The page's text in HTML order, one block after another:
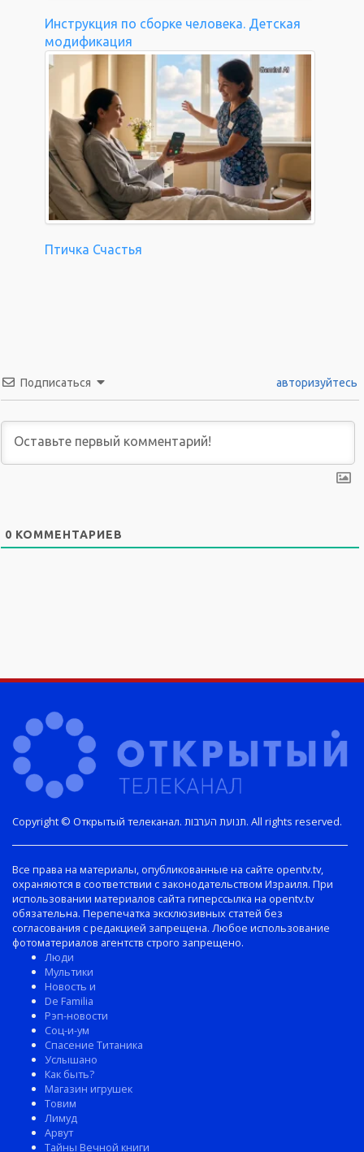
Инструкция по сборке человека. Детская
модификация
Птичка Счастья
Подписаться авторизуйтесь
0 КОММЕНТАРИЕВ
Copyright © Открытый телеканал. תנועת הערבות. All rights reserved.
Все права на материалы, опубликованные на сайте opentv.tv,
охраняются в соответствии с законодательством Израиля. При
использовании материалов сайта гиперссылка на opentv.tv
обязательна. Перепечатка эксклюзивных статей без
согласования с редакцией запрещена. Любое использование
фотоматериалов агентств строго запрещено.
Люди
Мультики
Новость и
De Familia
Рэп-новости
Соц-и-ум
Спасение Титаника
Услышано
Как быть?
Магазин игрушек
Товим
Лимуд
Арвут
Тайны Вечной книги